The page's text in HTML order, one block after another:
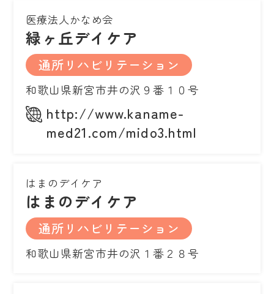
医療法人かなめ会
緑ヶ丘デイケア
通所リハビリテーション
和歌山県新宮市井の沢９番１０号
http://www.kaname-
med21.com/mido3.html
はまのデイケア
はまのデイケア
通所リハビリテーション
和歌山県新宮市井の沢１番２８号